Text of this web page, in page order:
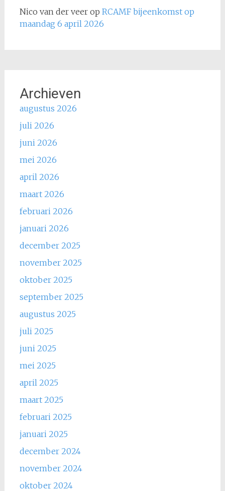
Nico van der veerop RCAMF bijeenkomst op
maandag 6 april 2026
Archieven
augustus 2026
juli 2026
juni 2026
mei 2026
april 2026
maart 2026
februari 2026
januari 2026
december 2025
november 2025
oktober 2025
september 2025
augustus 2025
juli 2025
juni 2025
mei 2025
april 2025
maart 2025
februari 2025
januari 2025
december 2024
november 2024
oktober 2024